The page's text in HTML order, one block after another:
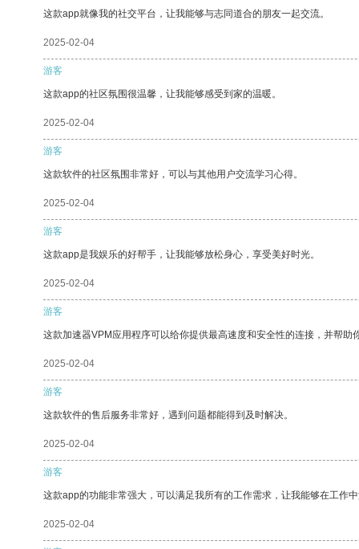
这款app就像我的社交平台，让我能够与志同道合的朋友一起交流。
2025-02-04
游客
这款app的社区氛围很温馨，让我能够感受到家的温暖。
2025-02-04
游客
这款软件的社区氛围非常好，可以与其他用户交流学习心得。
2025-02-04
游客
这款app是我娱乐的好帮手，让我能够放松身心，享受美好时光。
2025-02-04
游客
这款加速器VPM应用程序可以给你提供最高速度和安全性的连接，并帮助
2025-02-04
游客
这款软件的售后服务非常好，遇到问题都能得到及时解决。
2025-02-04
游客
这款app的功能非常强大，可以满足我所有的工作需求，让我能够在工作中
2025-02-04